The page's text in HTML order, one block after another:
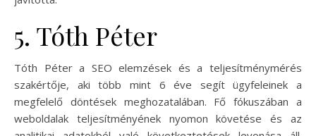
5. Tóth Péter
Tóth Péter a SEO elemzések és a teljesítménymérés
szakértője, aki több mint 6 éve segít ügyfeleinek a
megfelelő döntések meghozatalában. Fő fókuszában a
weboldalak teljesítményének nyomon követése és az